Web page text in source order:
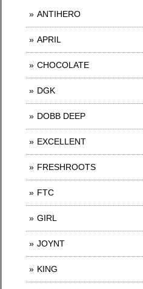
ANTIHERO
APRIL
CHOCOLATE
DGK
DOBB DEEP
EXCELLENT
FRESHROOTS
FTC
GIRL
JOYNT
KING